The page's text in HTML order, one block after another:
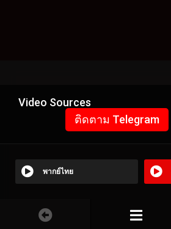
Video Sources
ติดตาม Telegram
พากย์ไทย